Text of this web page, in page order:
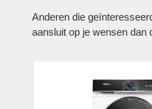
Anderen die
aansluit op je wensen dan